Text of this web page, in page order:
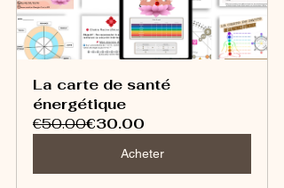
La carte de santé
énergétique
€50.00€30.00
Acheter